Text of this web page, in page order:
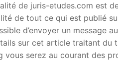
de juris-etudes.com est
de tout ce qui est publié
d’envoyer un message
sur cet article traitant du
vous serez au courant des